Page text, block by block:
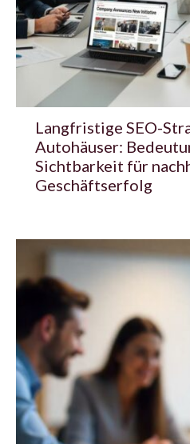
Langfristige SEO-
Autohäuser:
Sichtbarkeit für
Geschäftserfolg